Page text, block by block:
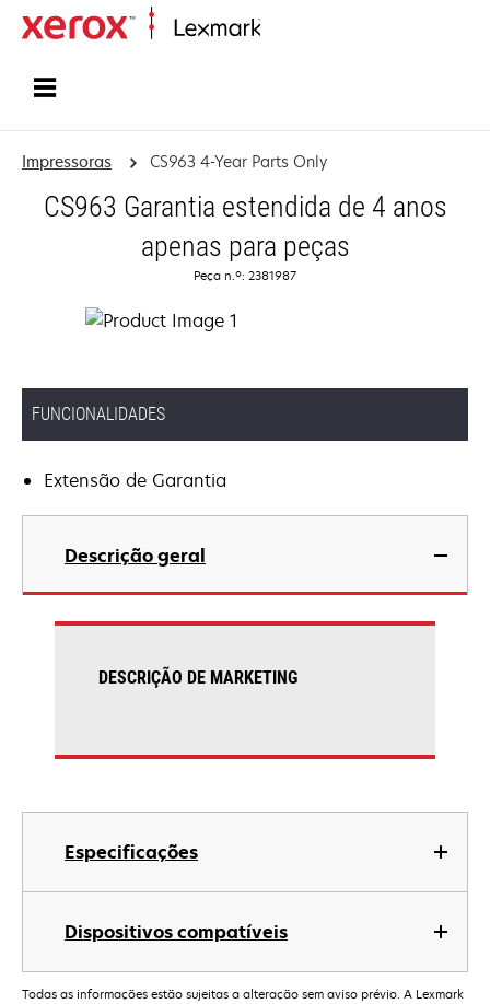
Impressoras CS963 4-Year Parts Only
CS963 Garantia estendida de 4 anos
apenas para peças
Peça n.º: 2381987
FUNCIONALIDADES
Extensão de Garantia
Descrição geral
Especificações
Dispositivos compatíveis
DESCRIÇÃO DE MARKETING
Todas as informações estão sujeitas a alteração sem aviso prévio. A Lexmark